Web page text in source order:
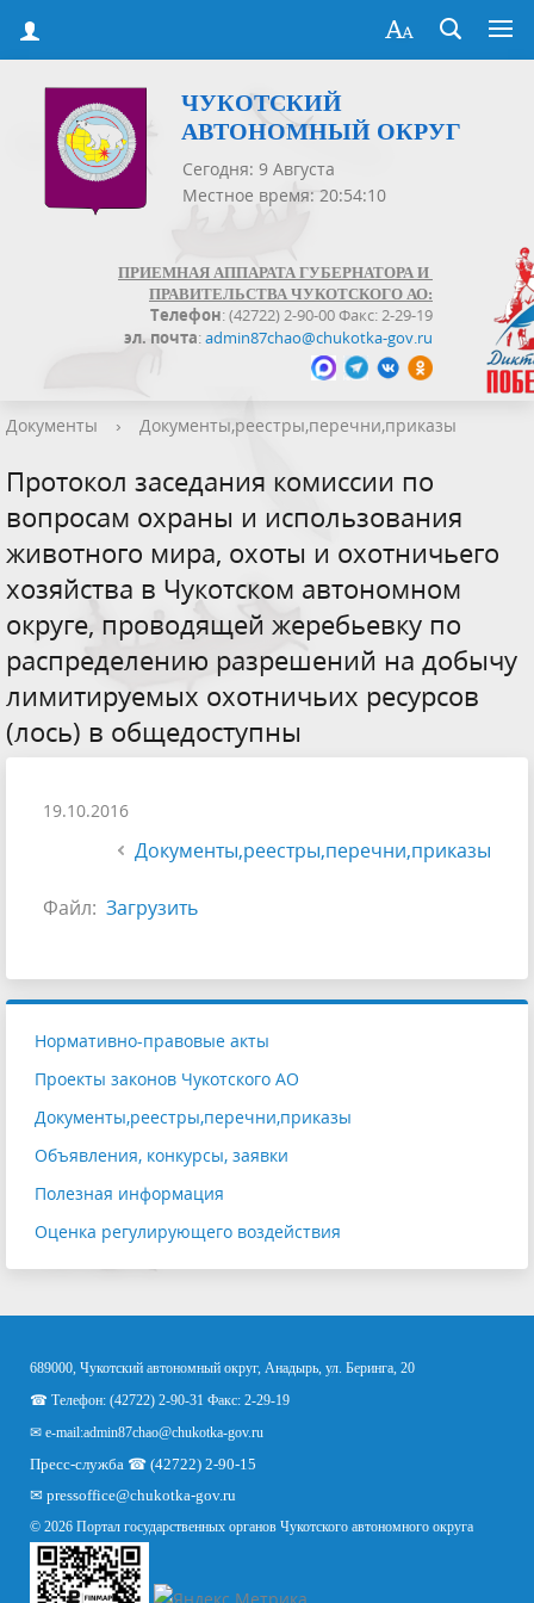
ЧУКОТСКИЙ
АВТОНОМНЫЙ ОКРУГ
Сегодня: 9 Августа
Местное время: 20:54:10
ПРИЕМНАЯ АППАРАТА ГУБЕРНАТОРА И
ПРАВИТЕЛЬСТВА ЧУКОТСКОГО АО:
Телефон: (42722) 2-90-00 Факс: 2-29-19
эл. почта:admin87chao@chukotka-gov.ru
Документы › Документы,реестры,перечни,приказы
Протокол заседания комиссии по
вопросам охраны и использования
животного мира, охоты и охотничьего
хозяйства в Чукотском автономном
округе, проводящей жеребьевку по
распределению разрешений на добычу
лимитируемых охотничьих ресурсов
(лось) в общедоступны
19.10.2016
Документы,реестры,перечни,приказы
Файл: Загрузить
Нормативно-правовые акты
Проекты законов Чукотского АО
Документы,реестры,перечни,приказы
Объявления, конкурсы, заявки
Полезная информация
Оценка регулирующего воздействия
689000, Чукотский автономный округ, Анадырь, ул. Беринга, 20
☎ Телефон: (42722) 2-90-31 Факс: 2-29-19
✉ e-mail:admin87chao@chukotka-gov.ru
Пресс-служба ☎ (42722) 2-90-15
✉ pressoffice@chukotka-gov.ru
© 2026 Портал государственных органов Чукотского автономного округа